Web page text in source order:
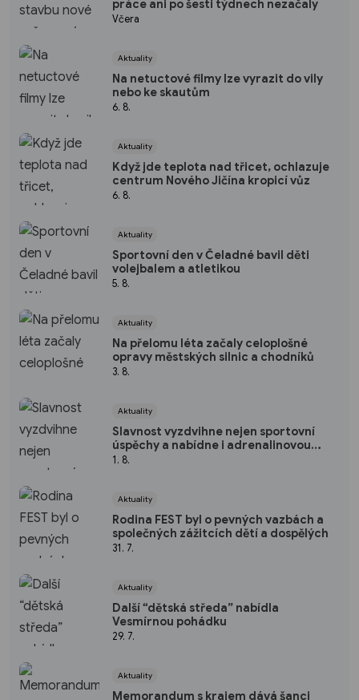
práce ani po šesti týdnech nezačaly
Včera
Aktuality
Na netuctové filmy lze vyrazit do vily
nebo ke skautům
6. 8.
Aktuality
Když jde teplota nad třicet, ochlazuje
centrum Nového Jičína kropicí vůz
6. 8.
Aktuality
Sportovní den v Čeladné bavil děti
volejbalem a atletikou
5. 8.
Aktuality
Na přelomu léta začaly celoplošné
opravy městských silnic a chodníků
3. 8.
Aktuality
Slavnost vyzdvihne nejen sportovní
úspěchy a nabídne i adrenalinovou
zábavu
1. 8.
Aktuality
Rodina FEST byl o pevných vazbách a
společných zážitcích dětí a dospělých
31. 7.
Aktuality
Další “dětská středa” nabídla
Vesmírnou pohádku
29. 7.
Aktuality
Memorandum s krajem dává šanci